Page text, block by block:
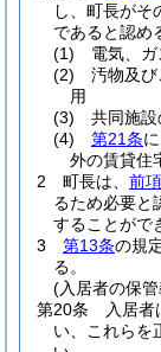
し、町長がそ
であると認め
(1)
電気、
(2)
汚物及
用
(3)
共同施
(4)
第21条
外の賃貸住
2
町長は、 前項
るため必要と
することがで
3
第13条の規
る。
(入居者の保
第20条
入居
い、これらを